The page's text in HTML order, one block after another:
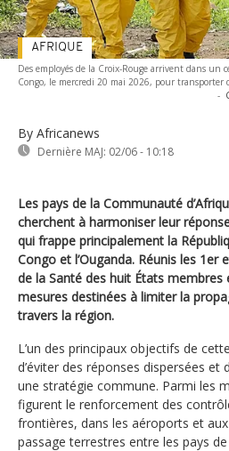
Des employés de la Croix-Rouge arrivent dans un
Congo, le mercredi 20 mai 2026, pour transporter
-
By Africanews
Dernière MAJ: 02/06 - 10:18
AFRIQUE
Les pays de la Communauté
cherchent à harmoniser leur réponse
qui frappe principalement la
Congo et l’Ouganda. Réunis les 1er
de la Santé des huit États membres
mesures destinées à limiter la
travers la région.
L’un des principaux objectifs de
d’éviter des réponses dispersées et
une stratégie commune. Parmi les
figurent le renforcement des
frontières, dans les aéroports et
passage terrestres entre les pays de